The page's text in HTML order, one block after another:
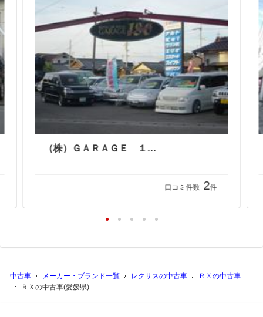
（株）ＧＡＲＡＧＥ １８０
口コミ件数 2件
中古車 メーカー・ブランド一覧 レクサスの中古車
ＲＸの中古車
ＲＸの中古車(愛媛県)